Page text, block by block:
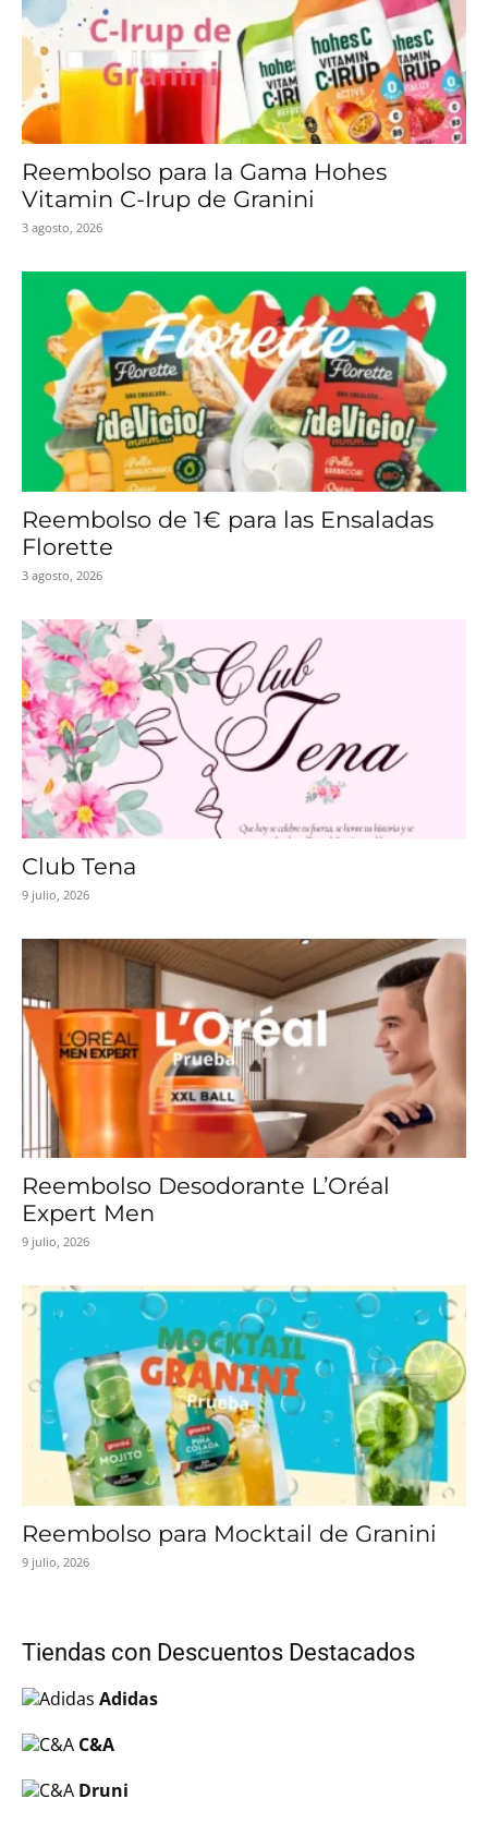
Reembolso para la Gama Hohes
Vitamin C-Irup de Granini
3 agosto, 2026
Reembolso de 1€ para las Ensaladas
Florette
3 agosto, 2026
Club Tena
9 julio, 2026
Reembolso Desodorante L’Oréal
Expert Men
9 julio, 2026
Reembolso para Mocktail de Granini
9 julio, 2026
Tiendas con Descuentos Destacados
Adidas
C&A
Druni